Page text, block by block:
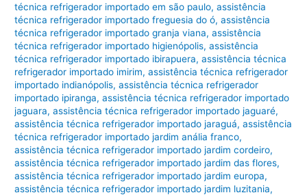
técnica refrigerador importado em são paulo,assistência
técnica refrigerador importado freguesia do ó,assistência
técnica refrigerador importado granja viana,assistência
técnica refrigerador importado higienópolis,assistência
técnica refrigerador importado ibirapuera,assistência técnica
refrigerador importado imirim,assistência técnica refrigerador
importado indianópolis,assistência técnica refrigerador
importado ipiranga,assistência técnica refrigerador importado
jaguara,assistência técnica refrigerador importado jaguaré,
assistência técnica refrigerador importado jaraguá,assistência
técnica refrigerador importado jardim anália franco,
assistência técnica refrigerador importado jardim cordeiro,
assistência técnica refrigerador importado jardim das flores,
assistência técnica refrigerador importado jardim europa,
assistência técnica refrigerador importado jardim luzitania,